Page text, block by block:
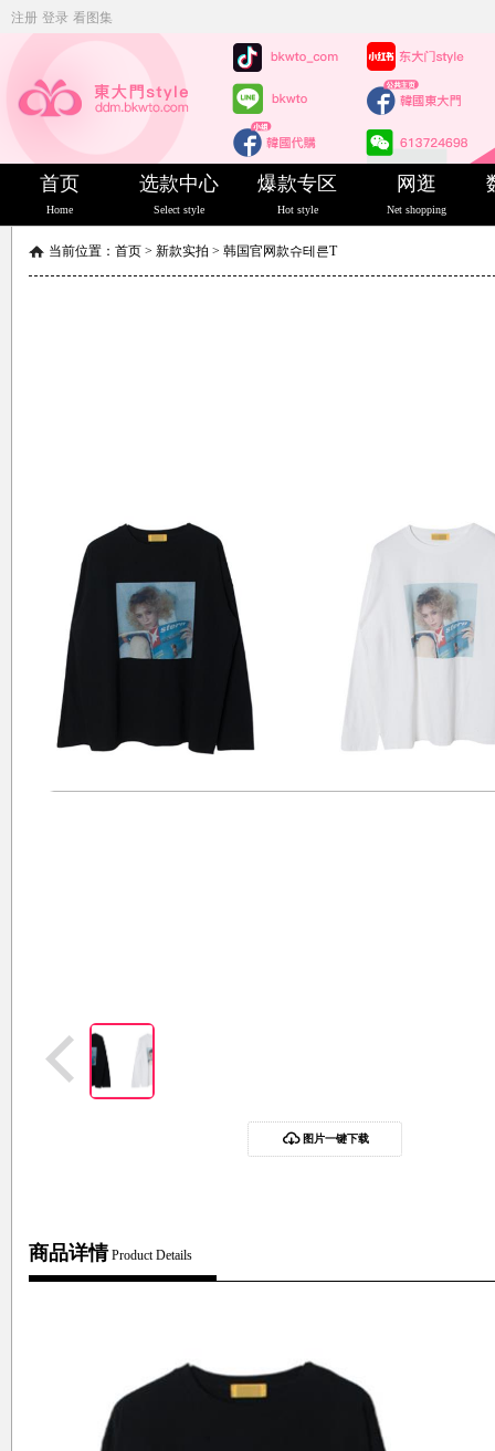
注册 登录 看图集
首页
Home
选款中心
Select style
爆款专区
Hot style
网逛
Net shopping
当前位置： 首页 > 新款实拍 > 韩国官网款슈테른T
图片一键下载
商品详情 Product Details